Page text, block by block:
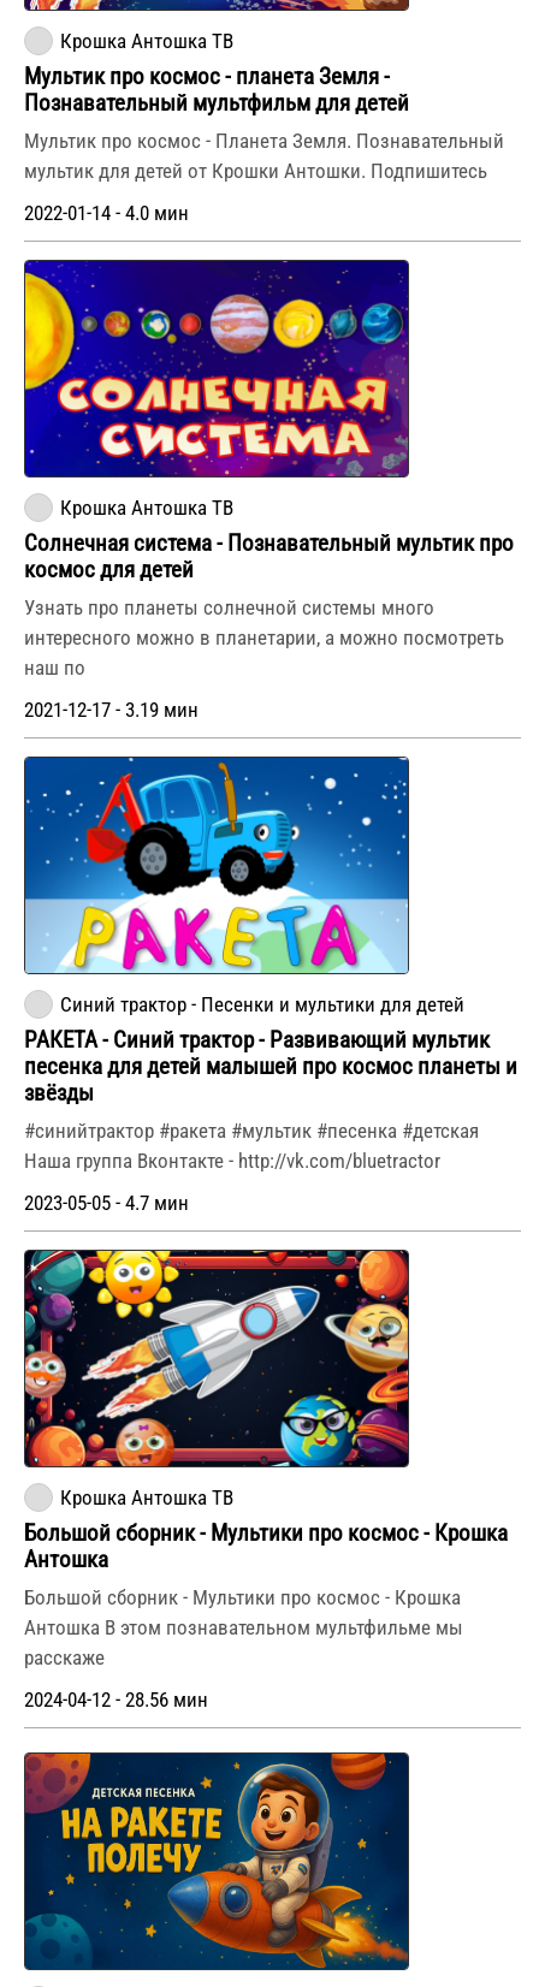
Крошка Антошка ТВ
Мультик про космос - планета Земля -
Познавательный мультфильм для детей
Мультик про космос - Планета Земля. Познавательный
мультик для детей от Крошки Антошки. Подпишитесь
2022-01-14 - 4.0 мин
Крошка Антошка ТВ
Солнечная система - Познавательный мультик про
космос для детей
Узнать про планеты солнечной системы много
интересного можно в планетарии, а можно посмотреть
наш по
2021-12-17 - 3.19 мин
Синий трактор - Песенки и мультики для детей
РАКЕТА - Синий трактор - Развивающий мультик
песенка для детей малышей про космос планеты и
звёзды
#синийтрактор #ракета #мультик #песенка #детская
Наша группа Вконтакте - http://vk.com/bluetractor
2023-05-05 - 4.7 мин
Крошка Антошка ТВ
Большой сборник - Мультики про космос - Крошка
Антошка
Большой сборник - Мультики про космос - Крошка
Антошка В этом познавательном мультфильме мы
расскаже
2024-04-12 - 28.56 мин